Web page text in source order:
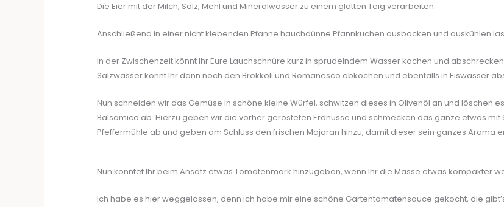
Die Eier mit der Milch, Salz, Mehl und Mineralwasser zu einem glatten Teig verarbeiten.
Anschließend in einer nicht klebenden Pfanne hauchdünne Pfannkuchen ausbacken und auskühlen
In der Zwischenzeit könnt Ihr Eure Lauchschnüre kurz in sprudelndem Wasser kochen und
Salzwasser könnt Ihr dann noch den Brokkoli und Romanesco abkochen und ebenfalls in Eiswasser
Nun schneiden wir das Gemüse in schöne kleine Würfel, schwitzen dieses in Olivenöl an und löschen
Balsamico ab. Hierzu geben wir die vorher gerösteten Erdnüsse und schmecken das ganze etwas mit
Pfeffermühle ab und geben am Schluss den frischen Majoran hinzu, damit dieser sein ganzes Aroma
Nun könntet Ihr beim Ansatz etwas Tomatenmark hinzugeben, wenn Ihr die Masse etwas kompakter
Ich habe es hier weggelassen, denn ich habe mir eine schöne Gartentomatensauce gekocht, die